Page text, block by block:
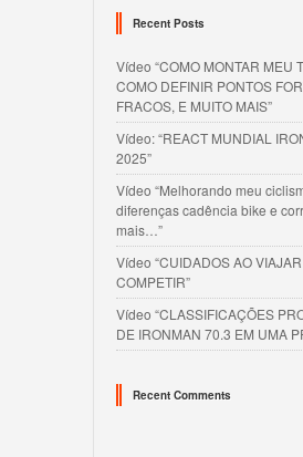
Recent Posts
Vídeo “COMO MONTAR MEU
COMO DEFINIR PONTOS
FRACOS, E MUITO MAIS”
Vídeo: “REACT MUNDIAL
2025”
Vídeo “Melhorando meu
diferenças cadência bike e
mais…”
Vídeo “CUIDADOS AO
COMPETIR”
Vídeo “CLASSIFICAÇÕES
DE IRONMAN 70.3 EM UMA
Recent Comments